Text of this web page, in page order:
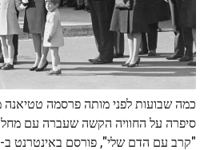
כמה שבועות לפני מותה פרסמה
סיפרה על החוויה הקשה שעברה עם